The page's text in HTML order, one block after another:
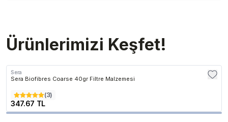
Ürünlerimizi Keşfet!
Sera
Sera Biofibres Coarse 40gr Filtre Malzemesi
(3)
347.67 TL